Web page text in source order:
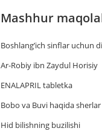
Mashhur
Boshlang’ich sinflar uchun
Ar-Robiy ibn Zaydul Horisiy
ENALAPRIL tabletka
Bobo va Buvi haqida
Hid bilishning buzilishi